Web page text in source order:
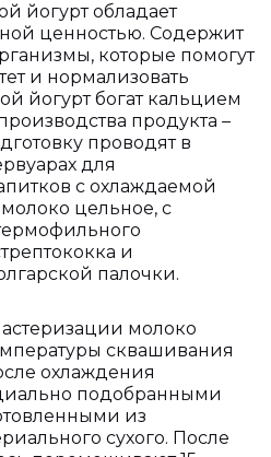
йогурт обладает
ценностью. Содержит
которые помогут
и нормализовать
йогурт богат кальцием
продукта –
проводят в
для
с охлаждаемой
и
палочки.
молоко
сквашивания
охлаждения
подобранными
из
сухого. После